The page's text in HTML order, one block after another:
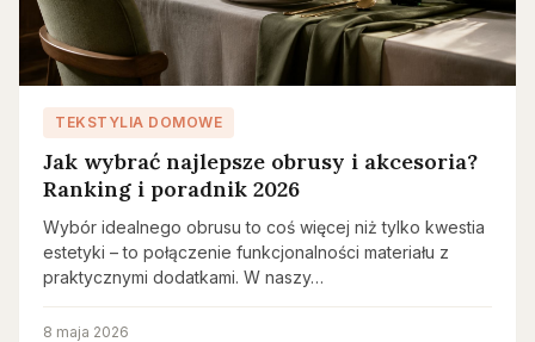
TEKSTYLIA DOMOWE
Jak wybrać najlepsze obrusy i akcesoria?
Ranking i poradnik 2026
Wybór idealnego obrusu to coś więcej niż tylko kwestia
estetyki – to połączenie funkcjonalności materiału z
praktycznymi dodatkami. W naszy…
8 maja 2026